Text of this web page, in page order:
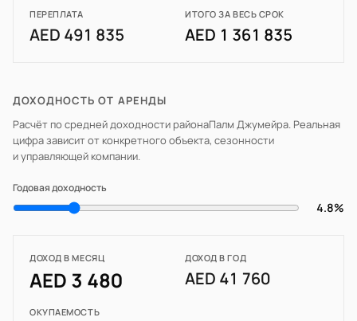
ПЕРЕПЛАТА
AED 491 835
ИТОГО ЗА ВЕСЬ СРОК
AED 1 361 835
ДОХОДНОСТЬ ОТ АРЕНДЫ
Расчёт по средней доходности районаПалм Джумейра. Реальная
цифра зависит от конкретного объекта, сезонности
и управляющей компании.
Годовая доходность
4.8%
ДОХОД В МЕСЯЦ
AED 3 480
ДОХОД В ГОД
AED 41 760
ОКУПАЕМОСТЬ